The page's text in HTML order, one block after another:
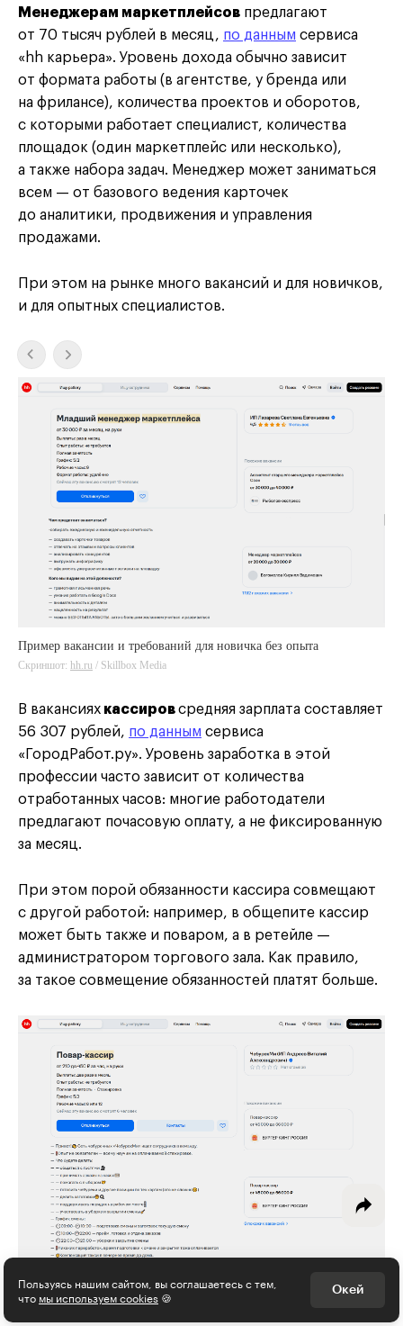
Менеджерам маркетплейсов предлагают
от 70 тысяч рублей в месяц, по данным сервиса
«hh карьера». Уровень дохода обычно зависит
от формата работы (в агентстве, у бренда или
на фрилансе), количества проектов и оборотов,
с которыми работает специалист, количества
площадок (один маркетплейс или несколько),
а также набора задач. Менеджер может заниматься
всем — от базового ведения карточек
до аналитики, продвижения и управления
продажами.
При этом на рынке много вакансий и для новичков,
и для опытных специалистов.
Пример вакансии и требований для новичка без опыта
Скриншот: hh.ru / Skillbox Media
hh.ru
В вакансиях кассировсредняя зарплата составляет
56 307 рублей, по данным сервиса
«ГородРабот.ру». Уровень заработка в этой
профессии часто зависит от количества
отработанных часов: многие работодатели
предлагают почасовую оплату, а не фиксированную
за месяц.
При этом порой обязанности кассира совмещают
с другой работой: например, в общепите кассир
может быть также и поваром, а в ретейле —
администратором торгового зала. Как правило,
за такое совмещение обязанностей платят больше.
Пример вакансии и обязанностей кассира с почасовой ставкой
Пользуясь нашим сайтом, вы соглашаетесь с тем,
что мы используем cookies 🍪 Окей
Интересное - на почту!
и получите 5 бесплатных курсов:
Дизайн
Программирование
Разработка игр
Психология, общество
Маркетинг